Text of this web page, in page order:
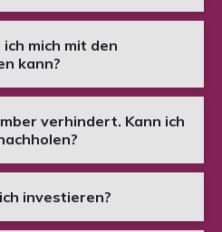
mich mit den
kann?
verhindert. Kann ich
investieren?